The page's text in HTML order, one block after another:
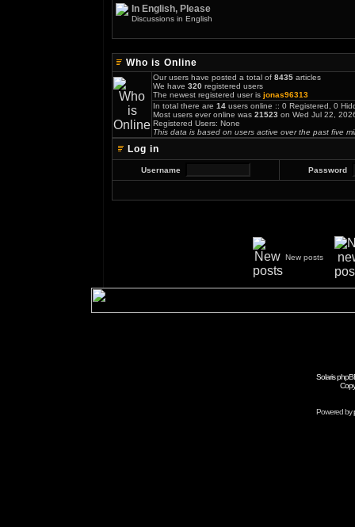
In English, Please
Discussions in English
Who is Online
Our users have posted a total of 8435 articles
We have 320 registered users
The newest registered user is jonas96313
In total there are 14 users online :: 0 Registered, 0
Most users ever online was 21523 on Wed Jul 22,
Registered Users: None
This data is based on users active over the past five
Log in
Username Password
New posts
Solaris
Powered by